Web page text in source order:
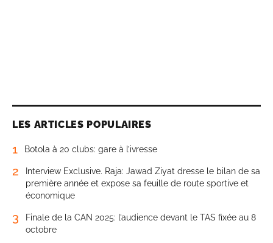
LES ARTICLES POPULAIRES
1 Botola à 20 clubs: gare à l’ivresse
2
Interview Exclusive. Raja: Jawad Ziyat dresse le bilan de sa
première année et expose sa feuille de route sportive et
économique
3
Finale de la CAN 2025: l’audience devant le TAS fixée au 8
octobre